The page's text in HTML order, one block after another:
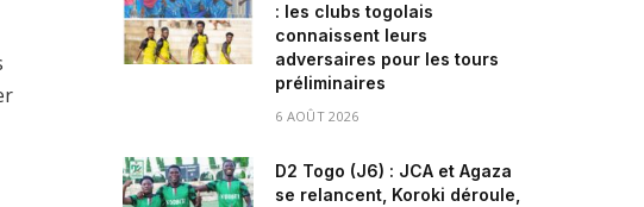
: les clubs togolais
connaissent leurs
adversaires pour les tours
préliminaires
6 AOÛT 2026
D2 Togo (J6) : JCA et Agaza
se relancent, Koroki déroule,